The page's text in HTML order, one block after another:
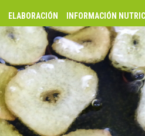
ELABORACIÓN INFORMACIÓN